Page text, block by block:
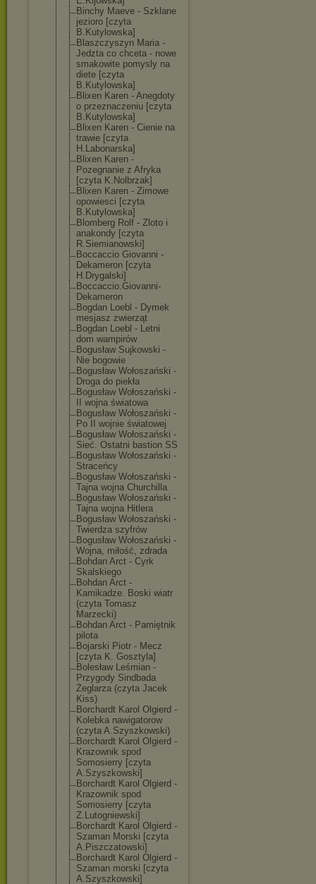
Binchy Maeve - Szklane
jezioro [czyta
B.Kutylowska]
Blaszczyszyn Maria -
Jedzta co chceta - nowe
smakowite pomysly na
diete [czyta
B.Kutylowska]
Blixen Karen - Anegdoty
o przeznaczeniu [czyta
B.Kutylowska]
Blixen Karen - Cienie na
trawie [czyta
H.Labonarska]
Blixen Karen -
Pozegnanie z Afryka
[czyta K.Nolbrzak]
Blixen Karen - Zimowe
opowiesci [czyta
B.Kutylowska]
Blomberg Rolf - Zloto i
anakondy [czyta
R.Siemianowski]
Boccaccio Giovanni -
Dekameron [czyta
H.Drygalski]
Boccaccio.Giovanni-
Dekameron
Bogdan Loebl - Dymek
mesjasz zwierząt
Bogdan Loebl - Letni
dom wampirów
Bogusław Sujkowski -
Nie bogowie
Bogusław Wołoszański -
Droga do piekła
Bogusław Wołoszański -
II wojna światowa
Bogusław Wołoszański -
Po II wojnie światowej
Bogusław Wołoszański -
Sieć. Ostatni bastion SS
Bogusław Wołoszański -
Straceńcy
Bogusław Wołoszański -
Tajna wojna Churchilla
Bogusław Wołoszański -
Tajna wojna Hitlera
Bogusław Wołoszański -
Twierdza szyfrów
Bogusław Wołoszański -
Wojna, miłość, zdrada
Bohdan Arct - Cyrk
Skalskiego
Bohdan Arct -
Kamikadze. Boski wiatr
(czyta Tomasz
Marzecki)
Bohdan Arct - Pamiętnik
pilota
Bojarski Piotr - Mecz
[czyta K. Gosztyla]
Bolesław Leśmian -
Przygody Sindbada
Żeglarza (czyta Jacek
Kiss)
Borchardt Karol Olgierd -
Kolebka nawigatorow
(czyta A.Szyszkowski)
Borchardt Karol Olgierd -
Krazownik spod
Somosierry [czyta
A.Szyszkowski]
Borchardt Karol Olgierd -
Krazownik spod
Somosierry [czyta
Z.Lutogniewski]
Borchardt Karol Olgierd -
Szaman Morski [czyta
A.Piszczatowski]
Borchardt Karol Olgierd -
Szaman morski [czyta
A.Szyszkowski]